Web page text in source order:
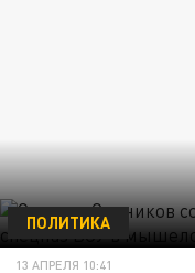
ПОЛИТИКА
13 АПРЕЛЯ 10:41